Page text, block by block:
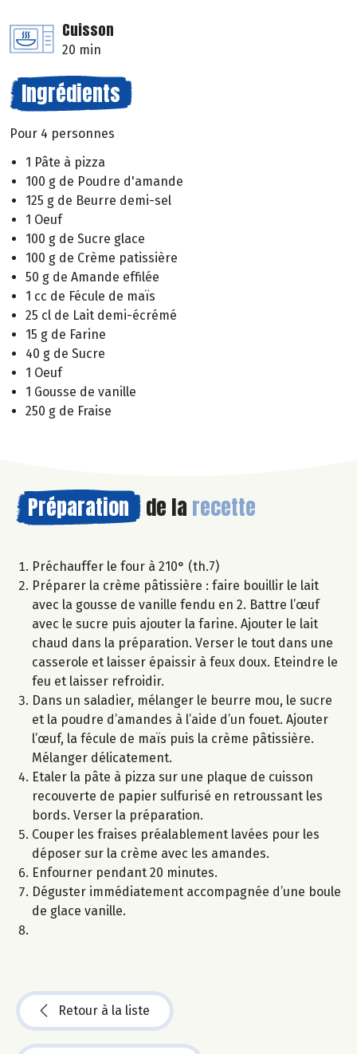
Cuisson
20 min
Ingrédients
Pour 4 personnes
1 Pâte à pizza
100 g de Poudre d'amande
125 g de Beurre demi-sel
1 Oeuf
100 g de Sucre glace
100 g de Crème patissière
50 g de Amande effilée
1 cc de Fécule de maïs
25 cl de Lait demi-écrémé
15 g de Farine
40 g de Sucre
1 Oeuf
1 Gousse de vanille
250 g de Fraise
Préparation de la recette
Préchauffer le four à 210° (th.7)
Préparer la crème pâtissière : faire bouillir le lait
avec la gousse de vanille fendu en 2. Battre l’œuf
avec le sucre puis ajouter la farine. Ajouter le lait
chaud dans la préparation. Verser le tout dans une
casserole et laisser épaissir à feux doux. Eteindre le
feu et laisser refroidir.
Dans un saladier, mélanger le beurre mou, le sucre
et la poudre d’amandes à l’aide d’un fouet. Ajouter
l’œuf, la fécule de maïs puis la crème pâtissière.
Mélanger délicatement.
Etaler la pâte à pizza sur une plaque de cuisson
recouverte de papier sulfurisé en retroussant les
bords. Verser la préparation.
Couper les fraises préalablement lavées pour les
déposer sur la crème avec les amandes.
Enfourner pendant 20 minutes.
Déguster immédiatement accompagnée d’une boule
de glace vanille.
Retour à la liste